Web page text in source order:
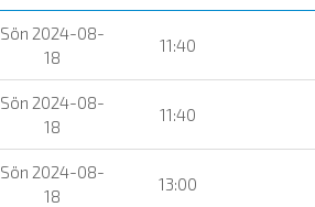
Sön 2024-08-
18
11:40
Sön 2024-08-
18
11:40
Sön 2024-08-
18
13:00